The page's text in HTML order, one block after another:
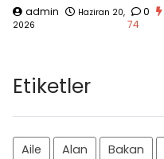
admin
Haziran 20,
2026
0
74
Etiketler
Aile Alan Bakan